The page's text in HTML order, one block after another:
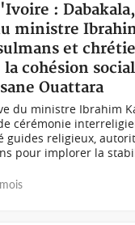
:
ministre
et
cohésion
Ouattara
du ministre Ibrahim
cérémonie
guides religieux,
pour implorer la